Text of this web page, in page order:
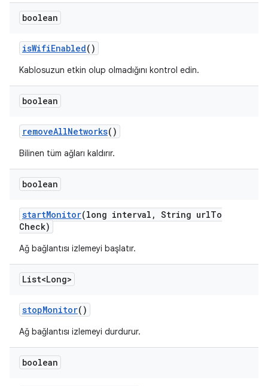
boolean
isWifiEnabled()
Kablosuzun etkin olup olmadığını kontrol edin.
boolean
removeAllNetworks()
Bilinen tüm ağları kaldırır.
boolean
startMonitor(long interval , String urlTo
Check)
Ağ bağlantısı izlemeyi başlatır.
List<Long>
stopMonitor()
Ağ bağlantısı izlemeyi durdurur.
boolean